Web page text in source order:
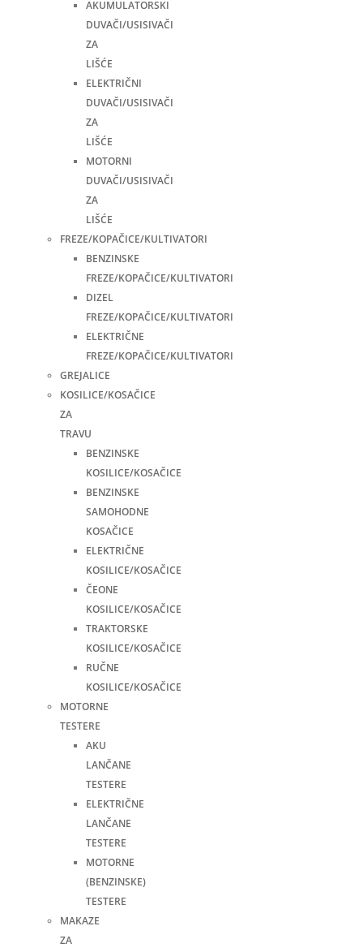
AKUMULATORSKI
DUVAČI/USISIVAČI
ZA
LIŠĆE
ELEKTRIČNI
DUVAČI/USISIVAČI
ZA
LIŠĆE
MOTORNI
DUVAČI/USISIVAČI
ZA
LIŠĆE
FREZE/KOPAČICE/KULTIVATORI
BENZINSKE
FREZE/KOPAČICE/KULTIVATORI
DIZEL
FREZE/KOPAČICE/KULTIVATORI
ELEKTRIČNE
FREZE/KOPAČICE/KULTIVATORI
GREJALICE
KOSILICE/KOSAČICE
ZA
TRAVU
BENZINSKE
KOSILICE/KOSAČICE
BENZINSKE
SAMOHODNE
KOSAČICE
ELEKTRIČNE
KOSILICE/KOSAČICE
ČEONE
KOSILICE/KOSAČICE
TRAKTORSKE
KOSILICE/KOSAČICE
RUČNE
KOSILICE/KOSAČICE
MOTORNE
TESTERE
AKU
LANČANE
TESTERE
ELEKTRIČNE
LANČANE
TESTERE
MOTORNE
(BENZINSKE)
TESTERE
MAKAZE
ZA